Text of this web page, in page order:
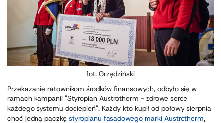
fot. Grzędziński
Przekazanie ratownikom środków finansowych, odbyło się w
ramach kampanii "Styropian Austrotherm - zdrowe serce
każdego systemu dociepleń". Każdy kto kupił od połowy sierpnia
choć jedną paczkę styropianu fasadowego marki Austrotherm,